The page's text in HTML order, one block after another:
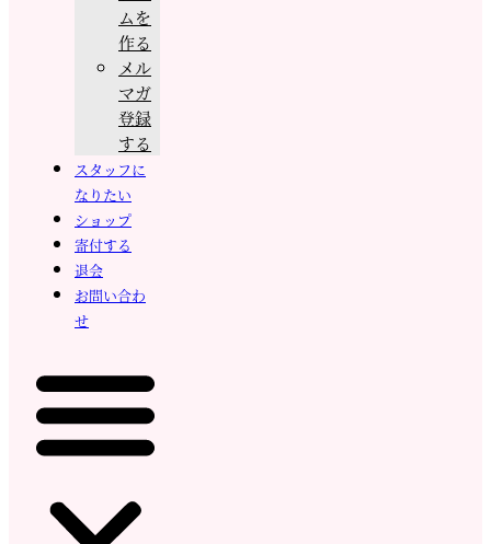
ムを
作る
メル
マガ
登録
する
スタッフに
なりたい
ショップ
寄付する
退会
お問い合わ
せ